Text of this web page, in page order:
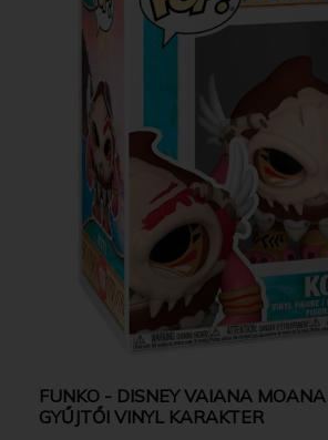
FUNKO - DISNEY VAIANA
GYŰJTŐI VINYL KARAKTER